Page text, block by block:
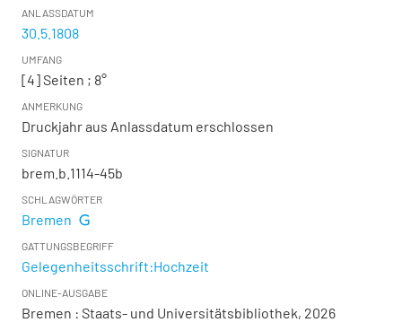
ANLASSDATUM
30.5.1808
UMFANG
[4] Seiten ; 8°
ANMERKUNG
Druckjahr aus Anlassdatum erschlossen
SIGNATUR
brem.b.1114-45b
SCHLAGWÖRTER
Bremen
GATTUNGSBEGRIFF
Gelegenheitsschrift:Hochzeit
ONLINE-AUSGABE
Bremen : Staats- und Universitätsbibliothek, 2026